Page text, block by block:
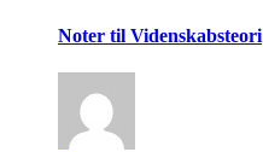
Noter til Videnskabsteori